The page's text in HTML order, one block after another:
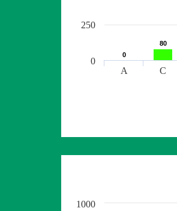
0
0
80
80
A C
0
250
1000